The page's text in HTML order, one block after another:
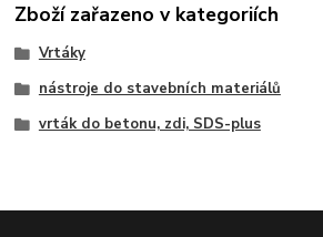
Zboží zařazeno v kategoriích
Vrtáky
nástroje do stavebních materiálů
vrták do betonu, zdi, SDS-plus